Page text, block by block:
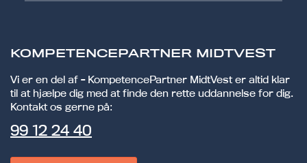
KOMPETENCEPARTNER MIDTVEST
Vi er en del af - KompetencePartner MidtVest er altid klar
til at hjælpe dig med at finde den rette uddannelse for dig.
Kontakt os gerne på:
99 12 24 40